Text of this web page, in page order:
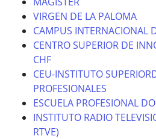
VIRGEN DE LA PALOMA
CAMPUS INTERNACIONAL
CENTRO SUPERIOR DE
CHF
CEU-INSTITUTO
PROFESIONALES
ESCUELA PROFESIONAL
INSTITUTO RADIO
RTVE)